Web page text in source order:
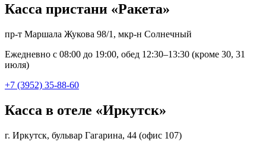
Касса пристани «Ракета»
пр-т Маршала Жукова 98/1, мкр-н Солнечный
Ежедневно с 08:00 до 19:00, обед 12:30–13:30 (кроме 30, 31
июля)
+7 (3952) 35-88-60
Касса в отеле «Иркутск»
г. Иркутск, бульвар Гагарина, 44 (офис 107)